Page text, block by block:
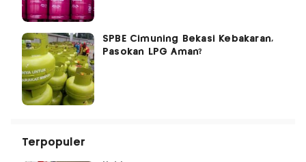
SPBE Cimuning Bekasi Kebakaran,
Pasokan LPG Aman?
Terpopuler